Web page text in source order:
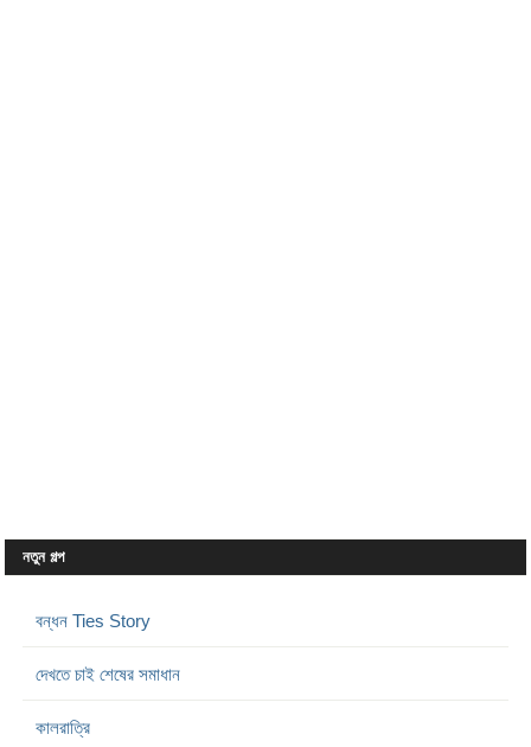
নতুন গল্প
বন্ধন Ties Story
দেখতে চাই শেষের সমাধান
কালরাত্রি